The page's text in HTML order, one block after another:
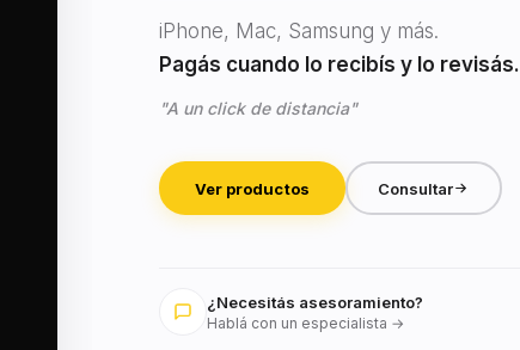
iPhone, Mac, Samsung y más.
Pagás cuando lo recibís y lo revisás.
"A un click de distancia"
Ver productos Consultar
¿Necesitás asesoramiento?
Hablá con un especialista →